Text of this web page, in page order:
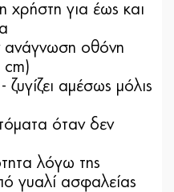
χρήστη για έως και
ανάγνωση οθόνη
αμέσως μόλις
όταν δεν
λόγω της
γυαλί ασφαλείας